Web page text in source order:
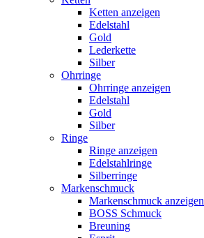
Ketten anzeigen
Edelstahl
Gold
Lederkette
Silber
Ohrringe
Ohrringe anzeigen
Edelstahl
Gold
Silber
Ringe
Ringe anzeigen
Edelstahlringe
Silberringe
Markenschmuck
Markenschmuck anzeigen
BOSS Schmuck
Breuning